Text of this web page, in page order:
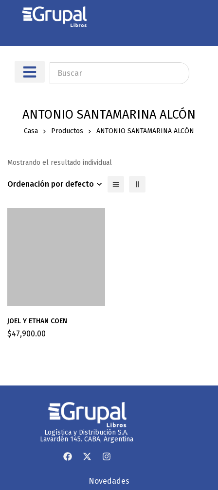
ANTONIO SANTAMARINA ALCÓN
Casa Productos ANTONIO SANTAMARINA ALCÓN
Mostrando el resultado individual
Ordenación por defecto
JOEL Y ETHAN COEN
$47,900.00
Logística y Distribución S.A.
Lavardén 145. CABA, Argentina
Novedades